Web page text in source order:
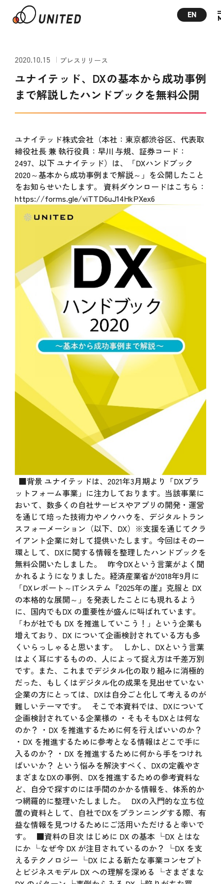
EN
2020.10.15 プレスリリース
ユナイテッド、DXの基本から成功事例
まで解説したハンドブックを無料公開
ユナイテッド株式会社（本社：東京都渋谷区、代表取
締役社長 兼 執行役員：早川 与規、証券コード：
2497、以下 ユナイテッド）は、「DXハンドブック
2020～基本から成功事例まで解説～」を公開したこと
をお知らせいたします。 資料ダウンロードはこちら：
https://forms.gle/viTTD6uJ14HkPXex6
■背景 ユナイテッドは、2021年3月期より「DXプラ
ットフォーム事業」に注力しております。当該事業に
おいて、数多くの自社サービスやアプリの開発・運営
を通じて培った技術力やノウハウを、デジタルトラン
スフォーメーション（以下、DX）※支援を通じてクラ
イアント企業に対して提供いたします。今回はその一
環として、DXに関する情報を整理したハンドブックを
無料公開いたしました。 昨今DXという言葉がよく聞
かれるようになりました。経済産業省が2018年9月に
「DXレポート～ITシステム『2025年の崖』克服と DX
の本格的な展開～」を発表したことにも現れるよう
に、国内でもDX の重要性が盛んに叫ばれています。
「わが社でも DX を推進していこう！」という企業も
増えており、DX について企画検討されている方も多
くいらっしゃると思います。 しかし、DXという言葉
はよく耳にするものの、人によって捉え方は千差万別
です。また、これまでデジタル化の取り組みに消極的
だった、もしくはデジタル化の成果を見出せていない
企業の方にとっては、DXは自分ごと化して考えるのが
難しいテーマです。 そこで本資料では、DXについて
企画検討されている企業様の ・そもそもDXとは何な
のか？ ・DX を推進するために何を行えばいいのか？
・DX を推進するために参考となる情報はどこで手に
入るのか？ ・DX を推進するために何から手をつけれ
ばいいか？ という悩みを解決すべく、DXの定義やさ
まざまなDXの事例、DXを推進するための参考資料な
ど、自分で探すのには手間のかかる情報を、体系的か
つ網羅的に整理いたしました。 DXの入門的な立ち位
置の資料として、自社でDXをプランニングする際、有
益な情報を見つけるためにご活用いただけると幸いで
す。 ■資料の目次 はじめに DX の基本 └DX とはな
にか └なぜ今 DX が注目されているのか？ └DX を支
えるテクノロジー └DX による新たな事業コンセプト
とビジネスモデル DX への理解を深める └さまざまな